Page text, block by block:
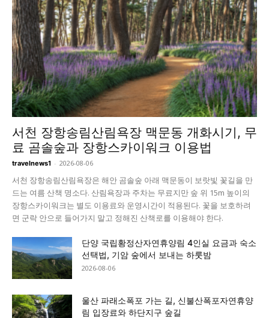
서천 장항송림산림욕장 맥문동 개화시기, 무
료 곰솔숲과 장항스카이워크 이용법
travelnews1 - 2026-08-06
서천 장항송림산림욕장은 해안 곰솔숲 아래 맥문동이 보랏빛 꽃길을 만
드는 여름 산책 명소다. 산림욕장과 주차는 무료지만 숲 위 15m 높이의
장항스카이워크는 별도 이용료와 운영시간이 적용된다. 꽃을 보호하려
면 군락 안으로 들어가지 말고 정해진 산책로를 이용해야 한다.
단양 국립황정산자연휴양림 4인실 요금과 숙소
선택법, 기암 숲에서 보내는 하룻밤
2026-08-06
울산 파래소폭포 가는 길, 신불산폭포자연휴양
림 입장료와 하단지구 숲길